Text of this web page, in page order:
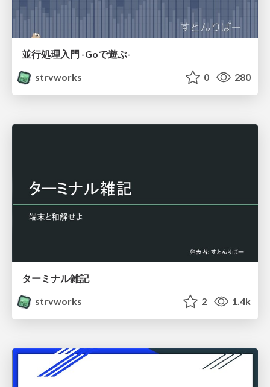
並行処理入門 -Goで遊ぶ-
strvworks
0 280
ターミナル雑記
strvworks
2 1.4k